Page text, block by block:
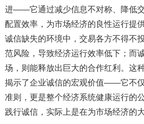
进——它通过减少信息不对称、降低
配置效率，为市场经济的良性运行提
诚信缺失的环境中，交易各方不得不
范风险，导致经济运行效率低下；而
场，则能释放出巨大的合作红利。这
揭示了企业诚信的宏观价值——它不
准则，更是整个经济系统健康运行的
践行诚信，实际上是在为市场经济的